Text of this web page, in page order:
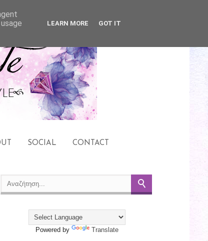
SOCIAL CONTACT
Powered by Translate
LEARN MORE GOT IT